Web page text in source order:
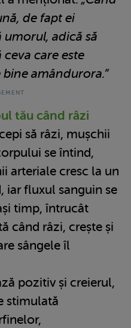
de fapt ei
umorul, adică să
care este
amândurora.”
tău când râzi
să râzi, mușchii
se întind,
arteriale cresc la un
iar fluxul sanguin se
timp, întrucât
când râzi, crește și
sângele îl
pozitiv și creierul,
stimulată